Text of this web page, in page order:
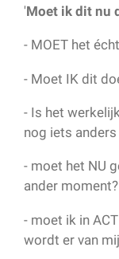
'Moet ik dit nu
- MOET het
- Moet IK dit
- Is het
nog iets
- moet het NU
ander moment?
- moet ik in
wordt er van